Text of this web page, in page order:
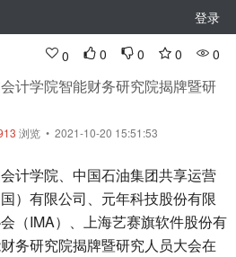
登录
0 0 0 0 0
计学院智能财务研究院揭牌暨研
浏览 • 2021-10-20 15:51:53
计学院、中国石油集团共享运营
）有限公司、元年科技股份有限
（IMA）、上海艺赛旗软件股份有
务研究院揭牌暨研究人员大会在